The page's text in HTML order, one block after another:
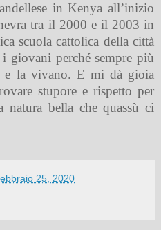
in Kenya all’inizio
tra il 2000 e il 2003 in
scuola cattolica della città
giovani perché sempre più
e la vivano. E mi dà gioia
stupore e rispetto per
natura bella che quassù ci
25, 2020